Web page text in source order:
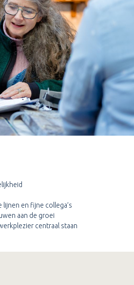
en fijne collega’s
aan de groei
centraal staan